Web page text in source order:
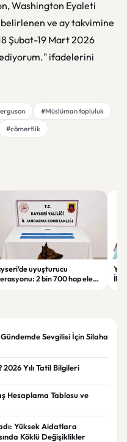
Washington Eyaleti
ve ay takvimine
Şubat-19 Mart 2026
ifadelerini
#Müslüman topluluk
#cömertlik
uyuşturucu
2 bin 700 hap ele
Sevgilisi İçin Silaha
Yılı Tatil Bilgileri
Hesaplama Tablosu ve
Yüksek Aidatlara
Köklü Değişiklikler